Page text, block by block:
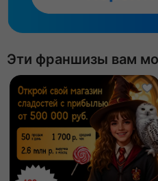
Эти франшизы вам